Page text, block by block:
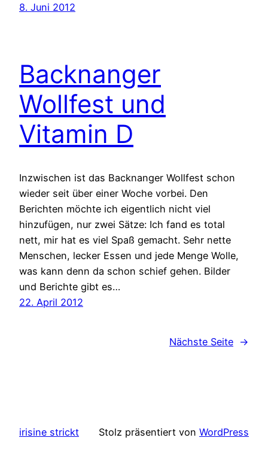
8. Juni 2012
Backnanger
Wollfest und
Vitamin D
Inzwischen ist das Backnanger Wollfest schon
wieder seit über einer Woche vorbei. Den
Berichten möchte ich eigentlich nicht viel
hinzufügen, nur zwei Sätze: Ich fand es total
nett, mir hat es viel Spaß gemacht. Sehr nette
Menschen, lecker Essen und jede Menge Wolle,
was kann denn da schon schief gehen. Bilder
und Berichte gibt es…
22. April 2012
Nächste Seite →
irisine strickt Stolz präsentiert von WordPress